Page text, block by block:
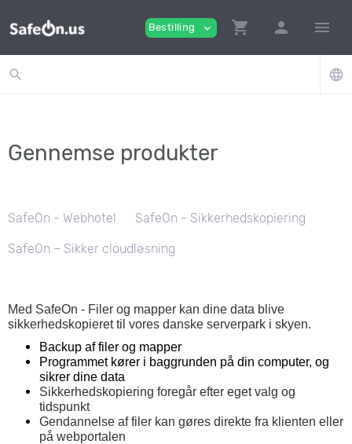
Bestilling expand_more shopping_cart person menu
search language
Gennemse produkter
SafeOn - Webhotel SafeOn - Sikkerhedskopiering
SafeOn – Sikker cloudløsning
Med SafeOn - Filer og mapper kan dine data blive
sikkerhedskopieret til vores danske serverpark i skyen.
Backup af filer og mapper
Programmet kører i baggrunden på din computer, og
sikrer dine data
Sikkerhedskopiering foregår efter eget valg og
tidspunkt
Gendannelse af filer kan gøres direkte fra klienten eller
på webportalen